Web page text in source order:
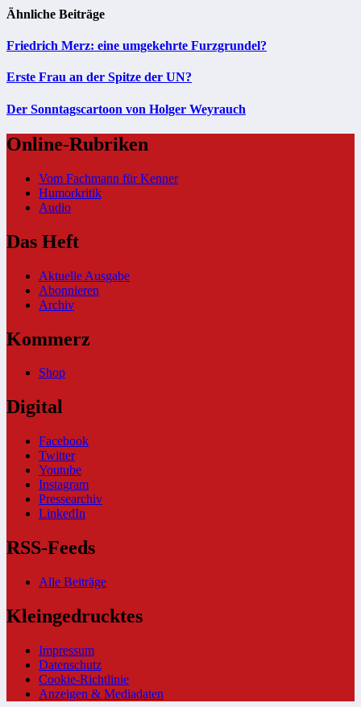
Ähnliche Beiträge
Friedrich Merz: eine umgekehrte Furzgrundel?
Erste Frau an der Spitze der UN?
Der Sonntagscartoon von Holger Weyrauch
Online-Rubriken
Vom Fachmann für Kenner
Humorkritik
Audio
Das Heft
Aktuelle Ausgabe
Abonnieren
Archiv
Kommerz
Shop
Digital
Facebook
Twitter
Youtube
Instagram
Pressearchiv
LinkedIn
RSS-Feeds
Alle Beiträge
Kleingedrucktes
Impressum
Datenschutz
Cookie-Richtlinie
Anzeigen & Mediadaten